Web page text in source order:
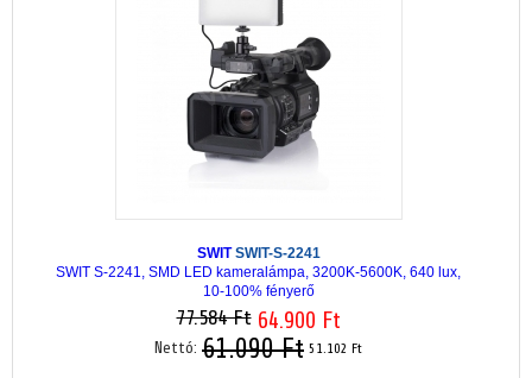
SWITSWIT-S-2241
SWIT S-2241, SMD LED kameralámpa, 3200K-5600K, 640 lux,
10-100% fényerő
77.584 Ft 64.900 Ft
Nettó: 61.090 Ft 51.102 Ft